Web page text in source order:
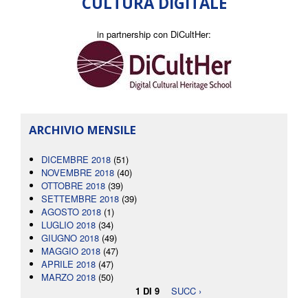
in partnership con DiCultHer:
ARCHIVIO MENSILE
DICEMBRE 2018 (51)
NOVEMBRE 2018 (40)
OTTOBRE 2018 (39)
SETTEMBRE 2018 (39)
AGOSTO 2018 (1)
LUGLIO 2018 (34)
GIUGNO 2018 (49)
MAGGIO 2018 (47)
APRILE 2018 (47)
MARZO 2018 (50)
1 DI 9
SUCC ›